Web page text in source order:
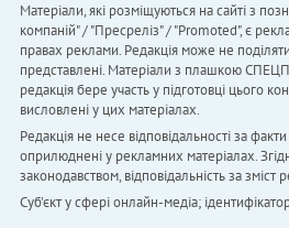
Матеріали, які розміщуються на сайті з
компаній" / "Пресреліз" / "Promoted", є
правах реклами. Редакція може не
представлені. Матеріали з плашкою
редакція бере участь у підготовці цього
висловлені у цих матеріалах.
Редакція не несе відповідальності за
оприлюднені у рекламних матеріалах.
законодавством, відповідальність за
Cуб'єкт у сфері онлайн-медіа;